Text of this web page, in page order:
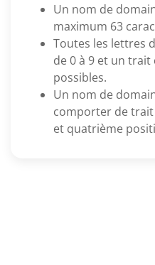
Un nom de
maximum 63
Toutes les lettres
de 0 à 9 et un
possibles.
Un nom de
comporter de
et quatrième